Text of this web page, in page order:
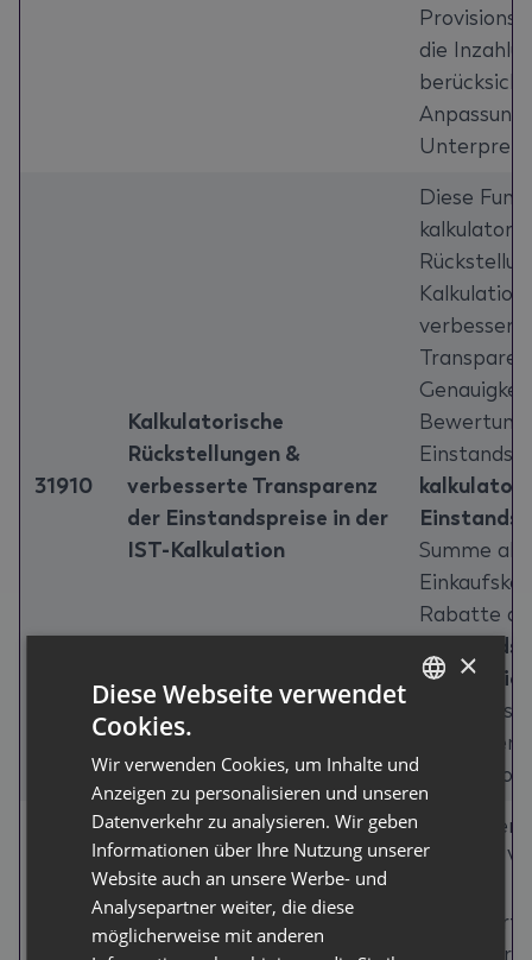
die
31910
Kalkulatorische
Rückstellungen &
verbesserte Transparenz
der Einstandspreise in der
IST-Kalkulation
Diese
Kalkulation
verbessert
Bewertung
Summe
Rabatte
Kalkulation
Mit
mehrere
ENGLISH
×
Diese Webseite verwendet
Cookies.
Wir verwenden Cookies, um Inhalte und
Anzeigen zu personalisieren und unseren
Datenverkehr zu analysieren. Wir geben
Informationen über Ihre Nutzung unserer
Website auch an unsere Werbe- und
Analysepartner weiter, die diese
möglicherweise mit anderen